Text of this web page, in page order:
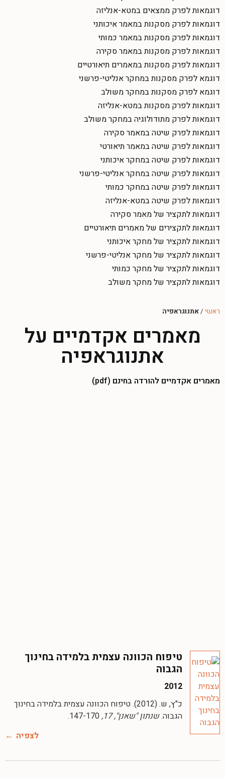
דוגמאות לפרק ממצאים במטא-אנליזה
דוגמאות לפרק מסקנות במאמר איכותני
דוגמאות לפרק מסקנות במאמר כמותי
דוגמאות לפרק מסקנות במאמר סקירה
דוגמאות לפרק מסקנות במאמרים תיאורטיים
דוגמא לפרק מסקנות במחקר אנליטי-פרשני
דוגמא לפרק מסקנות במחקר משולב
דוגמאות לפרק מסקנות במטא-אנליזה
דוגמאות לפרק מתודולוגיה במחקר משולב
דוגמאות לפרק שיטה במאמר סקירה
דוגמאות לפרק שיטה במאמר תיאורטי
דוגמאות לפרק שיטה במחקר איכותני
דוגמאות לפרק שיטה במחקר אנליטי-פרשני
דוגמאות לפרק שיטה במחקר כמותי
דוגמאות לפרק שיטה במטא-אנליזה
דוגמאות לתקציר של מאמר סקירה
דוגמאות לתקצירים של מאמרים תיאורטיים
דוגמאות לתקציר של מחקר איכותני
דוגמאות לתקציר של מחקר אנליטי-פרשני
דוגמאות לתקציר של מחקר כמותי
דוגמאות לתקציר של מחקר משולב
ראשי /אתנוגראפיה
מאמרים אקדמיים על
אתנוגראפיה
מאמרים אקדמיים להורדה בחינם (pdf)
טיפוח הכוונה עצמית בלמידה בחינוך
הגבוה
2012
כ"ץ, ש. (2012). טיפוח הכוונה עצמית בלמידה בחינוך
הגבוה.שנתון "שאנן", 17,
לצפיה